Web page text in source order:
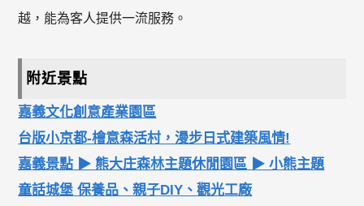
越，能為客人提供一流服務。
附近景點
嘉義文化創意產業園區
台版小京都-檜意森活村，漫步日式建築風情!
嘉義景點 ▶ 熊大庄森林主題休閒園區 ▶ 小熊主題
童話城堡 保養品、親子DIY、觀光工廠